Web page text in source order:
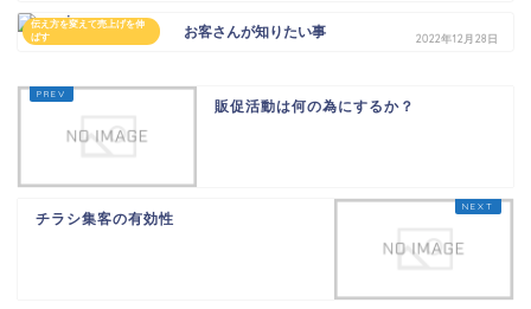
伝え方を変えて売上げを伸
ばす
お客さんが知りたい事 2022年12月28日
販促活動は何の為にするか？
チラシ集客の有効性